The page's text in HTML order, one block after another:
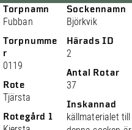
Torpnamn
Fubban
Torpnumme
r
0119
Rote
Tjärsta
Rotegård 1
Sockennamn
Björkvik
Härads ID
2
Antal Rotar
37
Inskannad
källmaterialet till